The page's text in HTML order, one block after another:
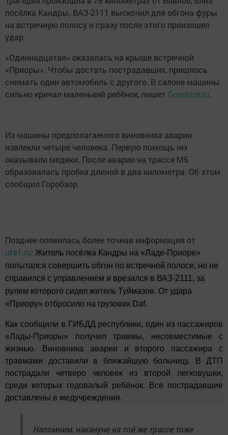
посёлка Кандры. ВАЗ-2111 выскочил для обгона фуры
на встречную полосу и сразу после этого произошел
удар.
«Одиннадцатая» оказалась на крыше встречной
«Приоры». Чтобы достать пострадавших, пришлось
снимать один автомобиль с другого. В салоне машины
сильно кричал маленький ребёнок, пишет Gorobzor.ru.
Из машины предполагаемого виновника аварии
извлекли четыре человека. Первую помощь им
оказывали медики. После аварии на трассе М5
образовалась пробка длиной в два километра. Об этом
сообщил Горобзор.
Позднее появилась более точная информация от
ufa1.ru: Житель посёлка Кандры на «Ладе-Приоре»
попытался совершить обгон по встречной полосе, но не
справился с управлением и врезался в ВАЗ-2111, за
рулем которого сидел житель Туймазов. От удара
«Приору» отбросило на грузовик Daf.
Как сообщили в ГИБДД республики, один из пассажиров
«Лады-Приоры» получил травмы, несовместимые с
жизнью. Виновника аварии и второго пассажира с
травмами доставили в ближайшую больницу. В ДТП
пострадали четверо человек из второй легковушки,
среди которых годовалый ребёнок. Все пострадавшие
доставлены в медучреждения.
Напомним, накануне на той же трассе тоже